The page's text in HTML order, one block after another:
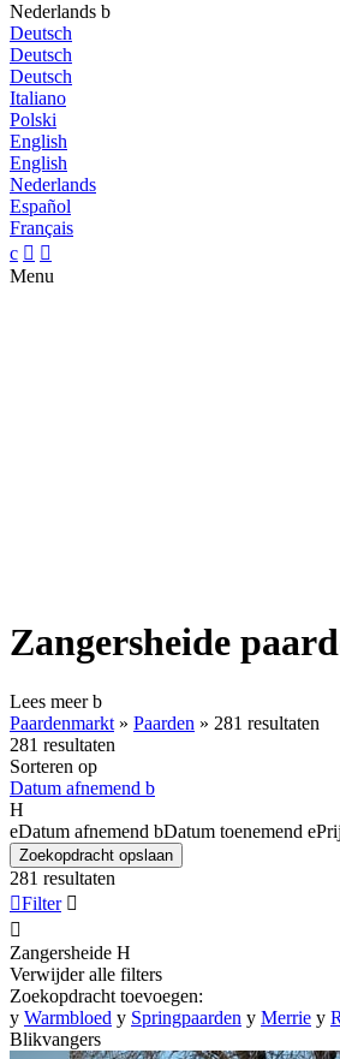
Nederlands b
Deutsch
Deutsch
Deutsch
Italiano
Polski
English
English
Nederlands
Español
Français
c  
Menu
Zangersheide
Lees meerb
Paardenmarkt » Paarden » 281 resultaten
281 resultaten
Sorteren op
Datum afnemend b
H
eDatum afnemend bDatum toenemend e
Zoekopdracht opslaan
281 resultaten
Filter 

Zangersheide H
Verwijder alle filters
Zoekopdracht toevoegen:
y Warmbloed y Springpaarden y Merrie y
Blikvangers